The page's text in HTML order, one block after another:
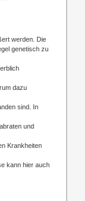
werden. Die
genetisch zu
dazu
sind. In
und
Krankheiten
kann hier auch